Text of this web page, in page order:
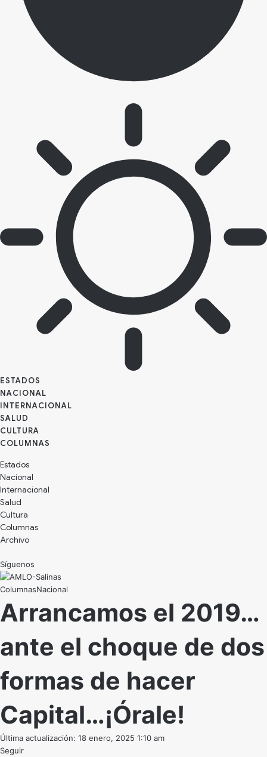
ESTADOS
NACIONAL
INTERNACIONAL
SALUD
CULTURA
Estados
Nacional
Internacional
Salud
Cultura
Archivo
Síguenos
Nacional
Arrancamos el 2019…
ante el choque de dos
formas de hacer
Capital…¡Órale!
Última actualización: 18 enero, 2025 1:10 am
Seguir